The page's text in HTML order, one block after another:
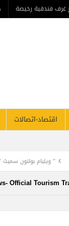
رخيصة حجز فنادق
غرف
مدير عام جديد لمنتجع
News- Official